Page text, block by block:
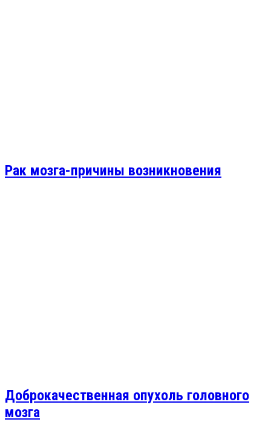
Рак мозга-причины возникновения
Доброкачественная опухоль головного
мозга